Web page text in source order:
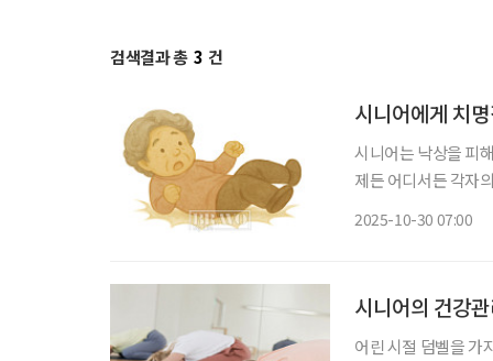
검색결과 총 3 건
시니어에게 치
시니어는 낙상을 피
제든 어디서든 각자
2025-10-30 07:00
시니어의 건강
어린 시절 덤벨을 가